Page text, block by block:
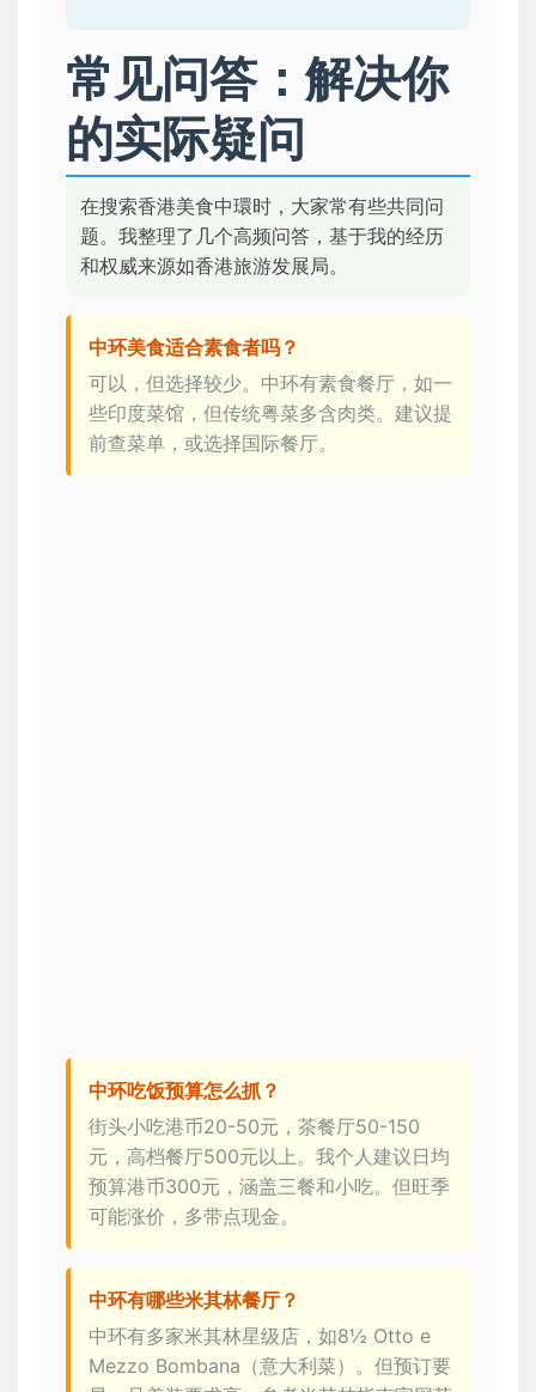
常见问答：解决你
的实际疑问
在搜索香港美食中環时，大家常有些共同问
题。我整理了几个高频问答，基于我的经历
和权威来源如香港旅游发展局。
中环美食适合素食者吗？
可以，但选择较少。中环有素食餐厅，如一
些印度菜馆，但传统粤菜多含肉类。建议提
前查菜单，或选择国际餐厅。
中环吃饭预算怎么抓？
街头小吃港币20-50元，茶餐厅50-150
元，高档餐厅500元以上。我个人建议日均
预算港币300元，涵盖三餐和小吃。但旺季
可能涨价，多带点现金。
中环有哪些米其林餐厅？
中环有多家米其林星级店，如8½ Otto e
Mezzo Bombana（意大利菜）。但预订要